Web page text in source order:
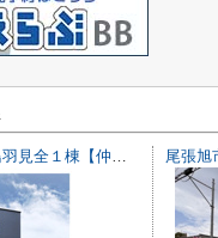
MELDIA守山区鳥羽見全１棟【仲介手数料無料 鳥羽見小】